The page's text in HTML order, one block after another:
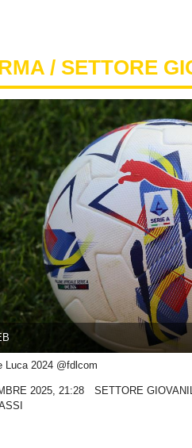
/ SETTORE
2024 @fdlcom
2025, 21:28
SETTORE